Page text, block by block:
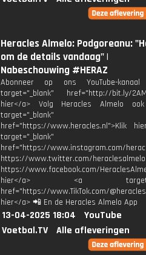
Heracles Almelo: Podgoreanu:
om de details vandaag" |
Nabeschouwing #HERAZ
Abonneer op ons YouTube-
target="_blank" href="http://bit.ly/
hier</a> Volg Heracles Almelo
target="_blank"
href="https://www.heracles.nl">Klik
target="_blank"
href="https://www.instagram.com/
https://www.twitter.com/heraclesalmelo
https://www.facebook.com/
hier</a> <a
href="https://www.TikTok.com/
hier</a> 📲 En de Heracles Almelo App
13-04-2025 18:04
YouTube
Voetbal.TV
Alle afleveringen